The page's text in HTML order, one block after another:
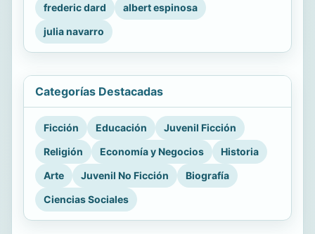
frederic dard
albert espinosa
julia navarro
Categorías Destacadas
Ficción Educación
Juvenil Ficción
Religión
Economía y Negocios
Historia
Arte
Juvenil No Ficción
Biografía
Ciencias Sociales